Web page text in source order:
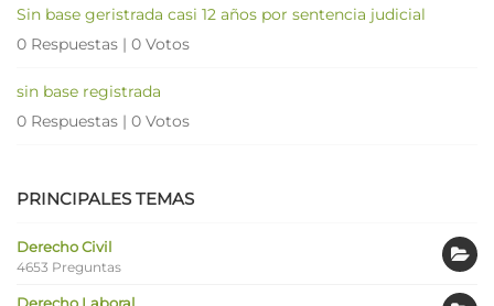
Sin base geristrada casi 12 años por sentencia judicial
0 Respuestas | 0 Votos
sin base registrada
0 Respuestas | 0 Votos
PRINCIPALES TEMAS
Derecho Civil
4653 Preguntas
Derecho Laboral